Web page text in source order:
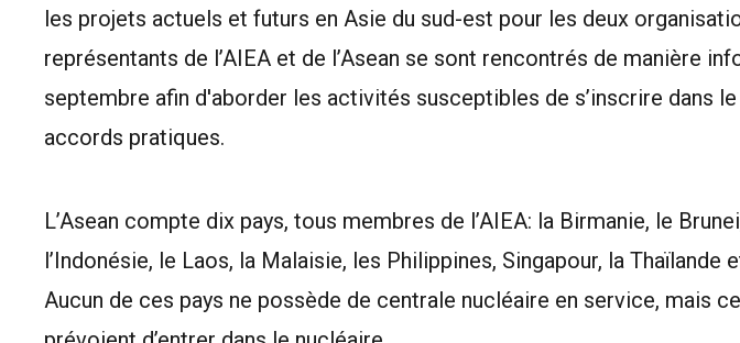
les projets actuels et futurs en Asie du sud-est pour les deux
représentants de l’AIEA et de l’Asean se sont rencontrés de manière
septembre afin d'aborder les activités susceptibles de s’inscrire dans
accords pratiques.
L’Asean compte dix pays, tous membres de l’AIEA: la Birmanie, le
l’Indonésie, le Laos, la Malaisie, les Philippines, Singapour, la Thaïlande
Aucun de ces pays ne possède de centrale nucléaire en service, mais